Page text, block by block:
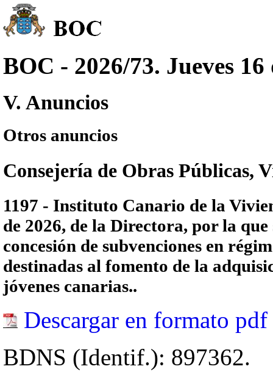
BOC - 2026/73. Jueves
V. Anuncios
Otros anuncios
Consejería de Obras Públicas,
1197 - Instituto Canario de la
de 2026, de la Directora, por la
concesión de subvenciones en
destinadas al fomento de la
jóvenes canarias..
Descargar en formato pdf
BDNS (Identif.): 897362.